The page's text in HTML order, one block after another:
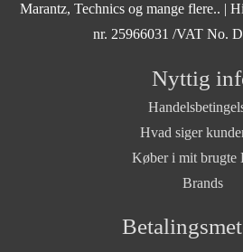
Marantz, Technics og mange flere.. |
nr. 25966031 /VAT No.
Nyttig
Hvad siger
Køber i mit brugte
Brands